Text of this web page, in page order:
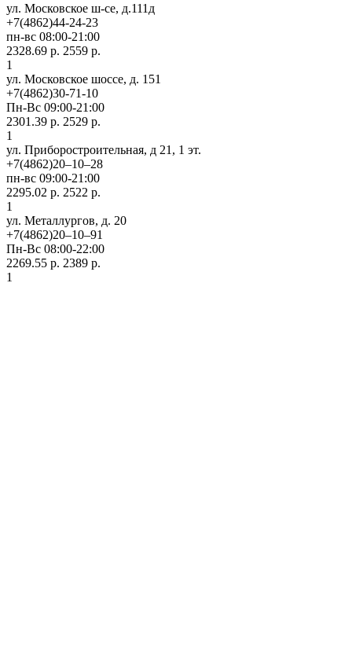
ул. Московское ш-се, д.111д
+7(4862)44-24-23
пн-вс 08:00-21:00
2328.69 р. 2559 р.
1
ул. Московское шоссе, д. 151
+7(4862)30-71-10
Пн-Вс 09:00-21:00
2301.39 р. 2529 р.
1
ул. Приборостроительная, д 21, 1 эт.
+7(4862)20‒10‒28
пн-вс 09:00-21:00
2295.02 р. 2522 р.
1
ул. ​Металлургов, д. 20
+7(4862)20‒10‒91
Пн-Вс 08:00-22:00
2269.55 р. 2389 р.
1